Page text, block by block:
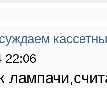
22:06